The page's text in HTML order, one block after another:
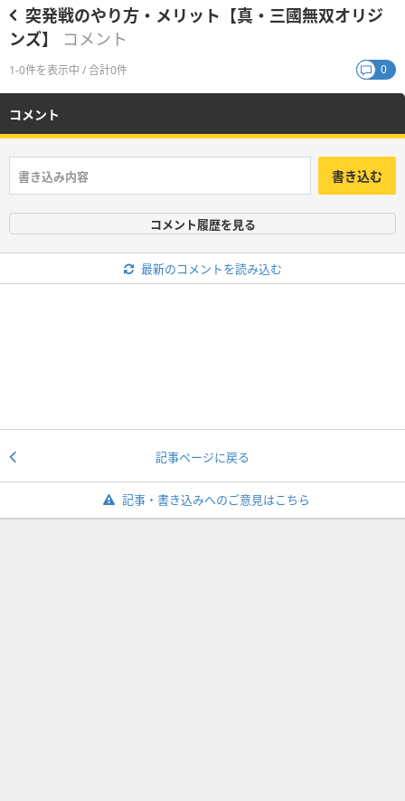
突発戦のやり方・メリット【真・三國無双オリジ
ンズ】
コメント
1-0件を表示中 / 合計0件 0
コメント
書き込む
コメント履歴を見る
最新のコメントを読み込む
記事ページに戻る
記事・書き込みへのご意見はこちら